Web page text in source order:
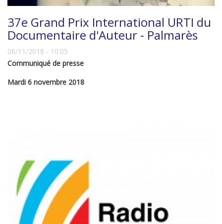
37e Grand Prix International URTI du
Documentaire d'Auteur - Palmarès
06/11/2018 - 10:05
Communiqué de presse
Mardi 6 novembre 2018